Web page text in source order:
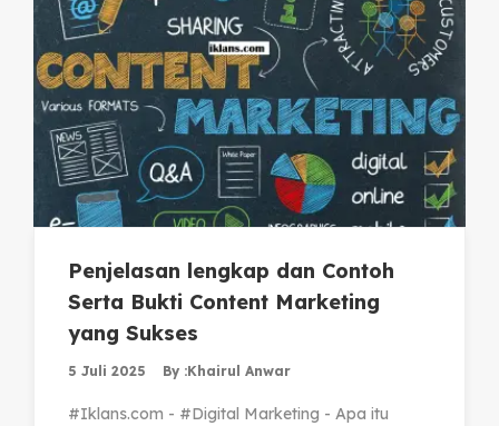
Penjelasan lengkap dan Contoh
Serta Bukti Content Marketing
yang Sukses
5 Juli 2025 By :Khairul Anwar
#Iklans.com - #Digital Marketing - Apa itu